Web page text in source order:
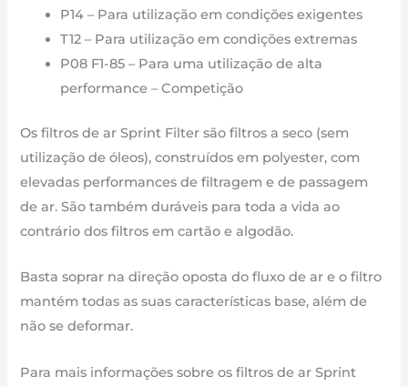
P14 – Para utilização em condições exigentes
T12 – Para utilização em condições extremas
P08 F1-85 – Para uma utilização de alta
performance – Competição
Os filtros de ar Sprint Filter são filtros a seco (sem
utilização de óleos), construídos em polyester, com
elevadas performances de filtragem e de passagem
de ar. São também duráveis para toda a vida ao
contrário dos filtros em cartão e algodão.
Basta soprar na direção oposta do fluxo de ar e o filtro
mantém todas as suas características base, além de
não se deformar.
Para mais informações sobre os filtros de ar Sprint